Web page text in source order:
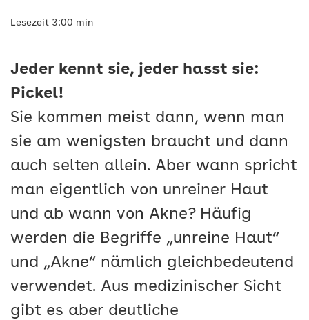
Lesezeit 3:00 min
Jeder kennt sie, jeder hasst sie:
Pickel!
Sie kommen meist dann, wenn man
sie am wenigsten braucht und dann
auch selten allein. Aber wann spricht
man eigentlich von unreiner Haut
und ab wann von Akne? Häufig
werden die Begriffe „unreine Haut“
und „Akne“ nämlich gleichbedeutend
verwendet. Aus medizinischer Sicht
gibt es aber deutliche